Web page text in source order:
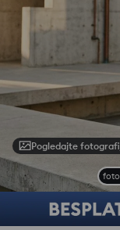
Pogledajte